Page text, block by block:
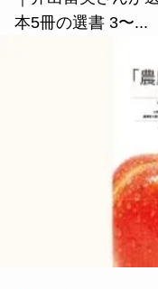
本5冊の選書 3〜...